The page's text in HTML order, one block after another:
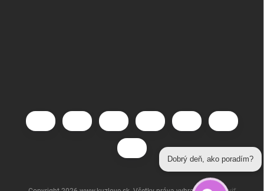
Dobrý deň, ako poradím?